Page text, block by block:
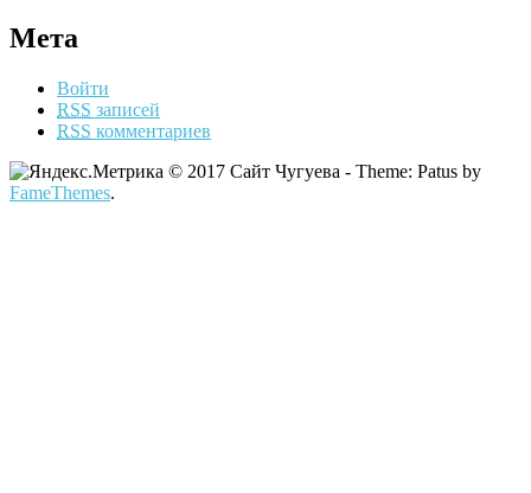
Мета
Войти
RSS записей
RSS комментариев
© 2017 Сайт Чугуева - Theme: Patus by
FameThemes.